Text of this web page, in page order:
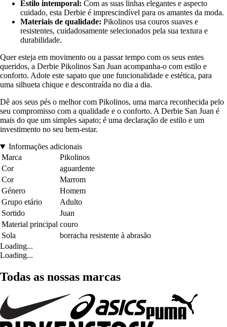
Estilo intemporal: Com as suas linhas elegantes e aspecto
cuidado, esta Derbie é imprescindível para os amantes da moda.
Materiais de qualidade: Pikolinos usa couros suaves e
resistentes, cuidadosamente selecionados pela sua textura e
durabilidade.
Quer esteja em movimento ou a passar tempo com os seus entes
queridos, a Derbie Pikolinos San Juan acompanha-o com estilo e
conforto. Adote este sapato que une funcionalidade e estética, para
uma silhueta chique e descontraída no dia a dia.
Dê aos seus pés o melhor com Pikolinos, uma marca reconhecida pelo
seu compromisso com a qualidade e o conforto. A Derbie San Juan é
mais do que um simples sapato; é uma declaração de estilo e um
investimento no seu bem-estar.
Informações adicionais
Marca
Pikolinos
Cor
aguardente
Cor
Marrom
Género
Homem
Grupo etário
Adulto
Sortido
Juan
Material principal couro
Sola
borracha resistente à abrasão
Loading...
Loading...
Todas as nossas marcas